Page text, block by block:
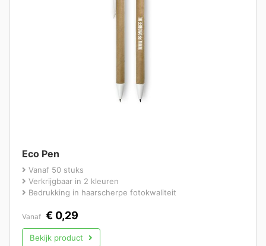
Eco Pen
Vanaf 50 stuks
Verkrijgbaar in 2 kleuren
Bedrukking in haarscherpe fotokwaliteit
Vanaf € 0,29
Bekijk product